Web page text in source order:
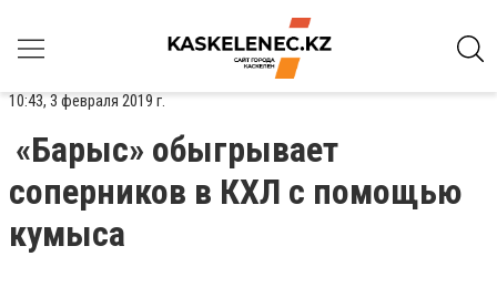
10:43, 3 февраля 2019 г.
«Барыс» обыгрывает
соперников в КХЛ с помощью
кумыса